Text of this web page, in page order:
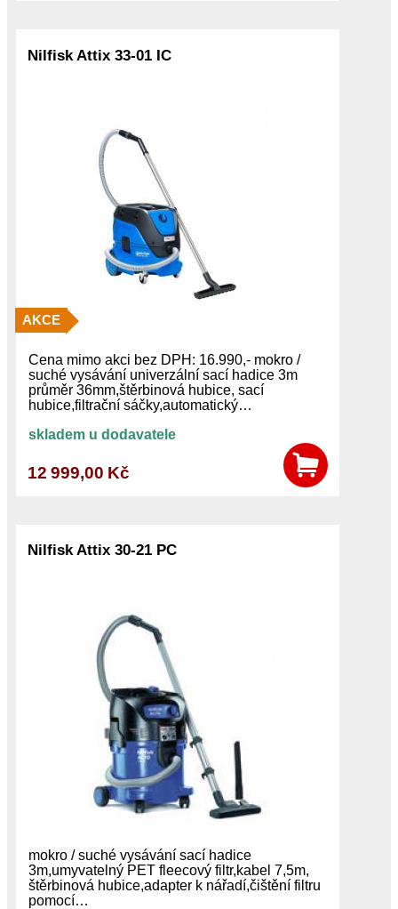
Nilfisk Attix 33-01 IC
AKCE
Cena mimo akci bez DPH: 16.990,- mokro /
suché vysávání univerzální sací hadice 3m
průměr 36mm,štěrbinová hubice, sací
hubice,filtrační sáčky,automatický…
skladem u dodavatele
12 999,00 Kč
Nilfisk Attix 30-21 PC
mokro / suché vysávání sací hadice
3m,umyvatelný PET fleecový filtr,kabel 7,5m,
štěrbinová hubice,adapter k nářadí,čištění filtru
pomocí…